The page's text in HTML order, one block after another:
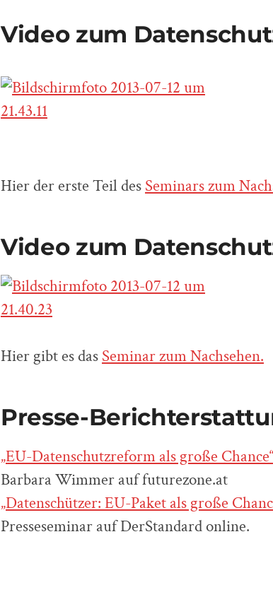
Video zum
Hier der erste Teil des Seminars zum
Video zum
Hier gibt es das Seminar zum Nachsehen.
Presse-
„EU-Datenschutzreform als große
Barbara Wimmer auf futurezone.at
„Datenschützer: EU-Paket als große
Presseseminar auf DerStandard online.